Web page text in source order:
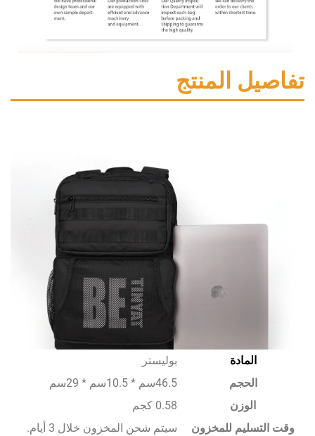
المنتج
بوليستر
46.5سم * 10.5سم * 29سم
0.58 كجم
للمخزون
سيتم شحن المخزون خلال 3 أيام.